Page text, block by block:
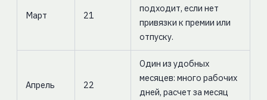
Март 21
подходит, если нет
привязки к премии или
отпуску.
Апрель 22
Один из удобных
месяцев: много рабочих
дней, расчет за месяц